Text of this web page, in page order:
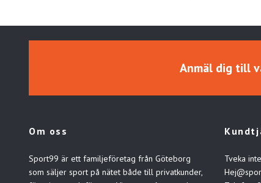
Anmäl dig till
Om oss
Sport99 är ett familjeföretag från Göteborg
som säljer sport på nätet både till privatkunder,
Tveka